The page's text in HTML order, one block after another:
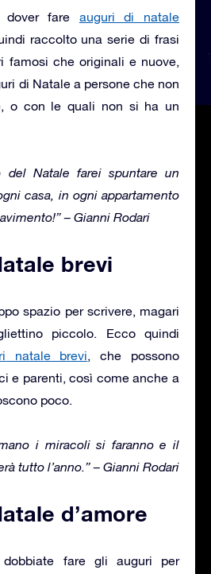
dover fare auguri di natale
raccolto una serie di frasi
famosi che originali e nuove,
di Natale a persone che non
o con le quali non si ha un
del Natale farei spuntare un
casa, in ogni appartamento
– Gianni Rodari
brevi
spazio per scrivere, magari
piccolo. Ecco quindi
natale brevi, che possono
e parenti, così come anche a
poco.
i miracoli si faranno e il
tutto l’anno.” – Gianni Rodari
d’amore
fare gli auguri per